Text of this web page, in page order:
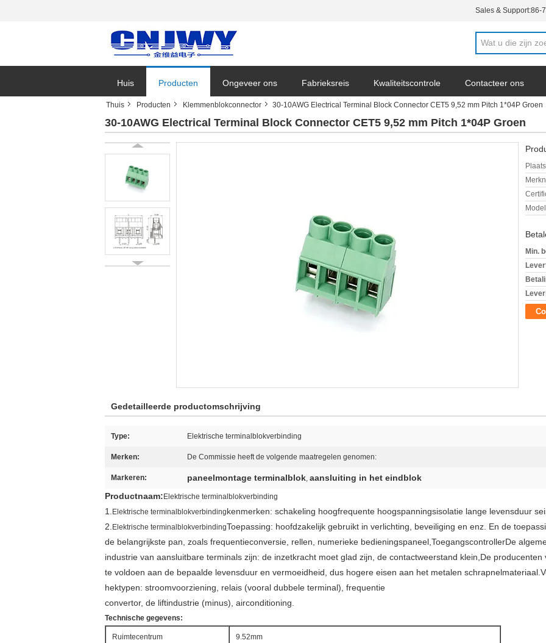
Sales & Support:86-
Huis Producten Ongeveer ons Fabrieksreis Kwaliteitscontrole Contacteer ons
Bedrijfsnieuws
Thuis Producten Klemmenblokconnector 30-10AWG Electrical Terminal Block Connector CET5 9,52 mm Pitch 1*04P Groen
30-10AWG Electrical Terminal Block Connector CET5 9,52 mm Pitch 1*04P Groen
Min.
Gedetailleerde productomschrijving
Type: Elektrische terminalblokverbinding
Merken: De Commissie heeft de volgende maatregelen genomen:
Markeren: paneelmontage terminalblok, aansluiting in het eindblok
Productnaam: Elektrische terminalblokverbinding
1. Elektrische terminalblokverbindingkenmerken: schakeling hoogfrequente hoogspanningsisolatie lange levensduur
2. Elektrische terminalblokverbindingToepassing: hoofdzakelijk gebruikt in verlichting, beveiliging en enz. En de
de belangrijkste pan, zoals frequentieconversie, rellen, numerieke bedieningspaneel,ToegangscontrollerDe
industrie van aansluitbare terminals zijn: de inzetkracht moet glad zijn, de contactweerstand klein,De
te voldoen aan de bepaalde levensduur en vermoeidheid, dus hogere eisen aan het metalen
hektypen: stroomvoorziening, relais (vooral dubbele terminal), frequentie
convertor, de liftindustrie (minus), airconditioning.
Technische gegevens:
Ruimtecentrum 9.52mm